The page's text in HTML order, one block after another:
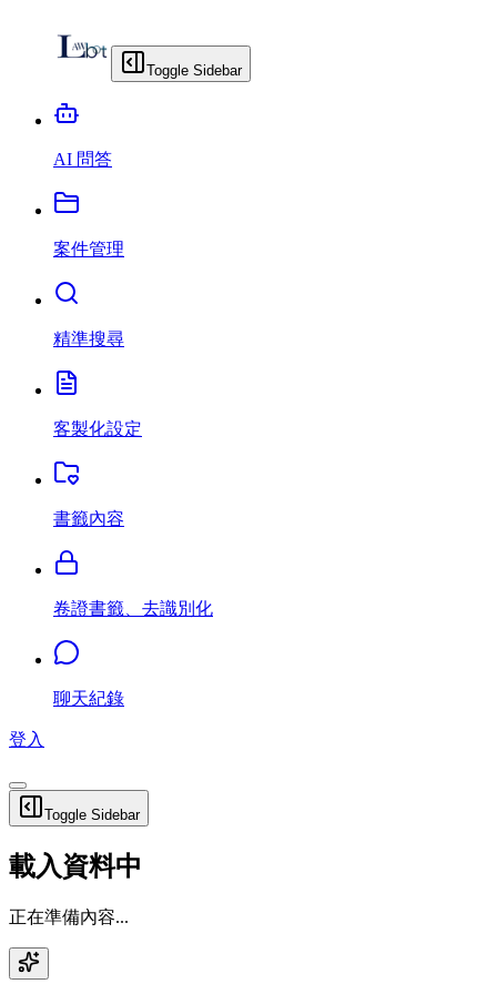
Toggle Sidebar
AI 問答
案件管理
精準搜尋
客製化設定
書籤內容
卷證書籤、去識別化
聊天紀錄
登入
Toggle Sidebar
載入資料中
正在準備內容...